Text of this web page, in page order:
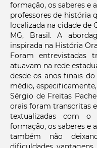
formação, os saberes e
professores de história
localizada na cidade de
MG, Brasil. A
inspirada na História
Foram entrevistadas
atuavam na rede
desde os anos finais
médio,
Sérgio de Freitas
orais foram transcritas e
textualizadas com
formação, os saberes e
também não